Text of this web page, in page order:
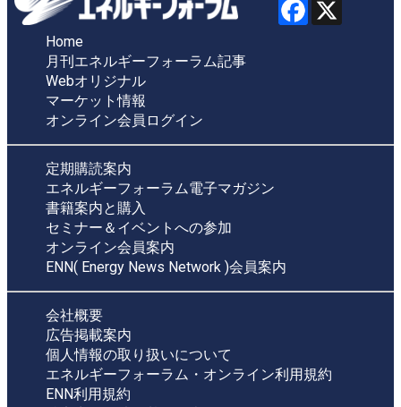
Home
月刊エネルギーフォーラム記事
Webオリジナル
マーケット情報
オンライン会員ログイン
定期購読案内
エネルギーフォーラム電子マガジン
書籍案内と購入
セミナー＆イベントへの参加
オンライン会員案内
ENN( Energy News Network )会員案内
会社概要
広告掲載案内
個人情報の取り扱いについて
エネルギーフォーラム・オンライン利用規約
ENN利用規約